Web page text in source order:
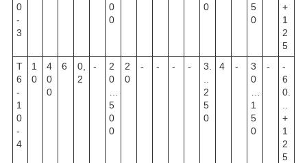
0
-
3
0
0
0
5
0
+
1
2
5
Т
6
-
1
0
-
4
1
0
4
0
0
6
0,
2
-
2
0
5
0
0
2
0
- - - -
3.
2
5
0
4 -
3
0
1
5
0
-
-
6
0.
+
1
2
5